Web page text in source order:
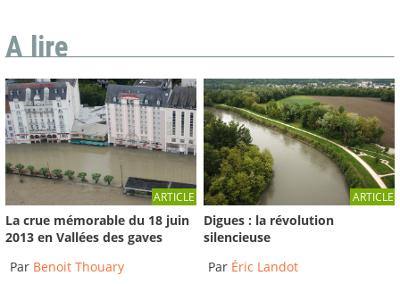
A lire
ARTICLE
La crue mémorable du 18 juin
2013 en Vallées des gaves
Par Benoit Thouary
ARTICLE
Digues : la révolution
silencieuse
Par Éric Landot